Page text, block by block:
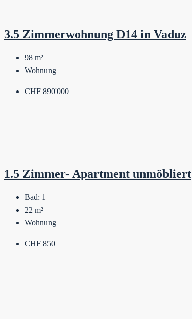
3.5 Zimmerwohnung D14 in Vaduz
98 m²
Wohnung
CHF 890'000
1.5 Zimmer- Apartment unmöbliert
Bad: 1
22 m²
Wohnung
CHF 850